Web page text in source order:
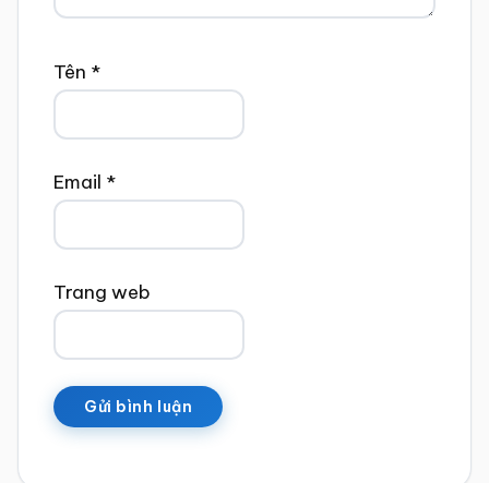
Tên *
Email *
Trang web